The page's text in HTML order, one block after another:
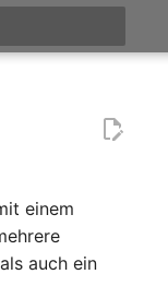
einem
auch ein